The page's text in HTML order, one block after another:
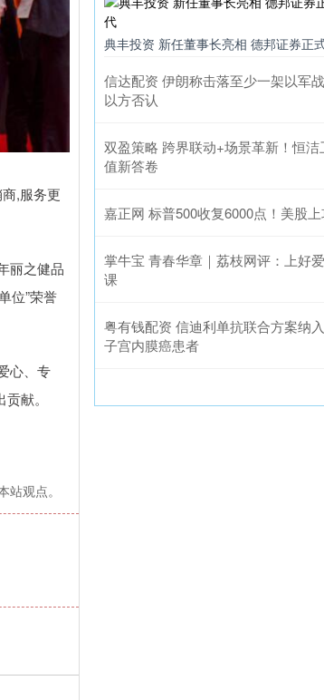
,服务更
丽之健品
位”荣誉
心、专
献。
观点。
典丰投资 新任董事长亮相 德邦证券正
信达配资 伊朗称击落至少一架以军
以方否认
双盈策略 跨界联动+场景革新！恒
值新答卷
嘉正网 标普500收复6000点！美股
掌牛宝 青春华章｜荔枝网评：上好
课
粤有钱配资 信迪利单抗联合方案纳
子宫内膜癌患者